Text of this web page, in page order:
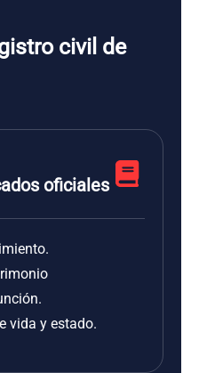
civil de
oficiales
vida y estado.